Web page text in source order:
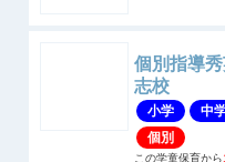
個別指導
志校
小学 中
個別
この学童保育から